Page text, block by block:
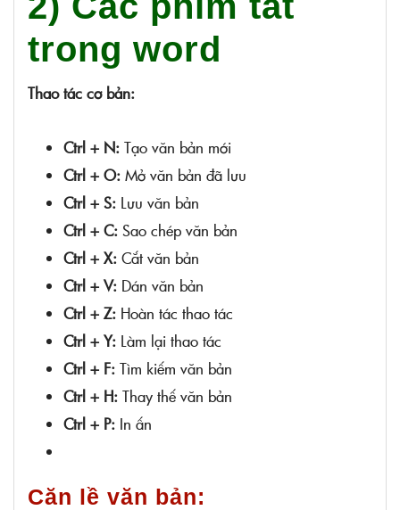
trong word
Thao tác cơ bản:
Ctrl + N: Tạo văn bản mới
Ctrl + O: Mở văn bản đã lưu
Ctrl + S: Lưu văn bản
Ctrl + C: Sao chép văn bản
Ctrl + X: Cắt văn bản
Ctrl + V: Dán văn bản
Ctrl + Z: Hoàn tác thao tác
Ctrl + Y: Làm lại thao tác
Ctrl + F: Tìm kiếm văn bản
Ctrl + H: Thay thế văn bản
Ctrl + P: In ấn
Căn lề văn bản: